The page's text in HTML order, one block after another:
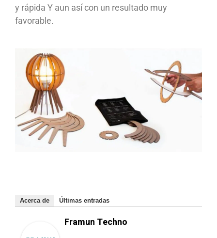
y rápida Y aun así con un resultado muy
favorable.
Acerca de Últimas entradas
Framun Techno